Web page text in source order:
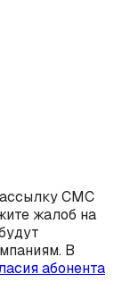
СМС
жалоб на
В
абонента